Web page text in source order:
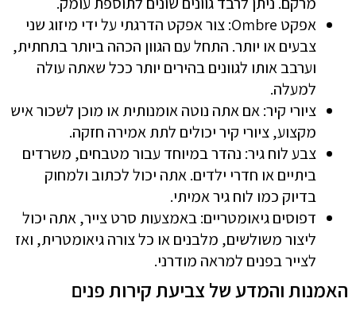
אפקט Ombre: צור אפקט הדרגתי על ידי מיזוג שני
צבעים או יותר. התחל עם הגוון הכהה ביותר בתחתית,
וערבב אותו לגוונים בהירים יותר ככל שאתה עולה
למעלה.
ציורי קיר: אם אתה נוטה אומנותית או מוכן לשכור איש
מקצוע, ציורי קיר יכולים לתת אמירה חזקה.
צבע לוח גיר: נהדר במיוחד עבור מטבחים, משרדים
ביתיים או חדרי ילדים. אתה יכול לכתוב ולמחוק
בדיוק כמו לוח גיר אמיתי.
דפוסים גיאומטריים: באמצעות סרט צייר, אתה יכול
ליצור משולשים, מלבנים או כל צורה גיאומטרית, ואז
לצייר בפנים למראה מודרני.
האמנות והמדע של צביעת קירות פנים